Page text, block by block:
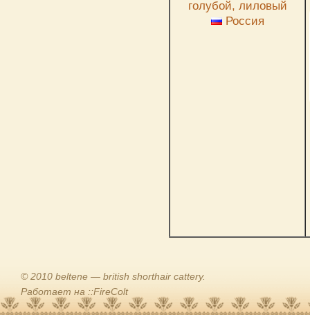
голубой, лиловый
Россия
© 2010 beltene — british shorthair cattery.
Работает на ::FireColt